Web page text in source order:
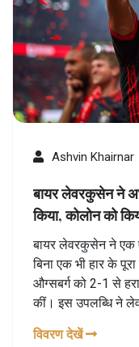
Ashvin Khairnar
बायर लेवरकुसेन ने
किया, कोलोन को
बायर लेवरकुसेन ने एक
बिना एक भी हार के
औग्सबर्ग को 2-1 से
कीं। इस उपलब्धि ने
पहली टीम बना दिया है।
विवरण देखें